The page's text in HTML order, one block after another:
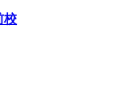
校